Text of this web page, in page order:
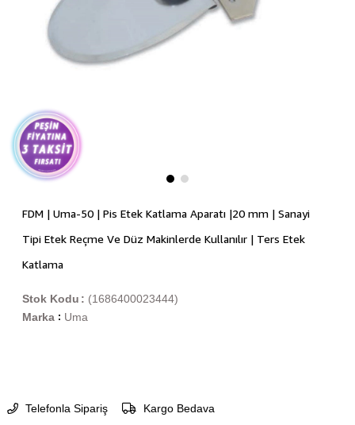
FDM | Uma-50 | Pis Etek Katlama Aparatı |20 mm | Sanayi
Tipi Etek Reçme Ve Düz Makinlerde Kullanılır | Ters Etek
Katlama
(1686400023444)
Stok Kodu
Marka : Uma
Telefonla Sipariş Kargo Bedava